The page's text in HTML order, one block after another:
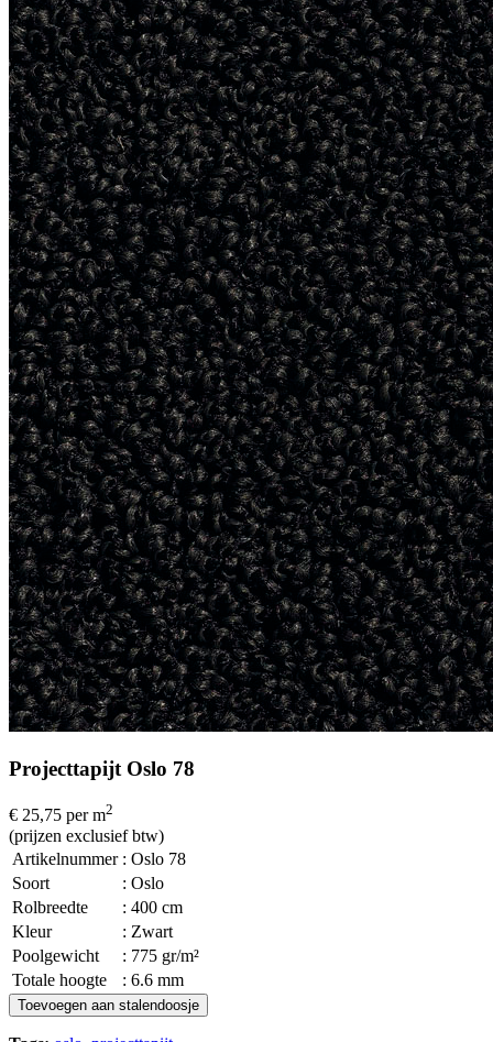
Projecttapijt Oslo 78
€ 25,75 per m2
(prijzen exclusief btw)
Artikelnummer : Oslo 78
Soort
: Oslo
Rolbreedte
: 400 cm
Kleur
: Zwart
Poolgewicht
: 775 gr/m²
Totale hoogte
: 6.6 mm
Toevoegen aan stalendoosje